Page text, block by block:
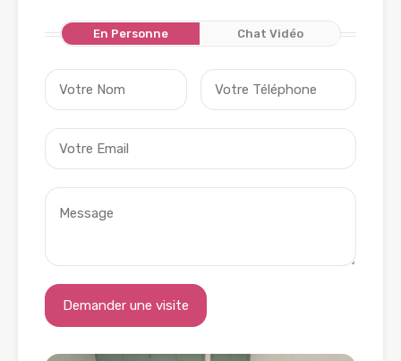
En Personne Chat Vidéo